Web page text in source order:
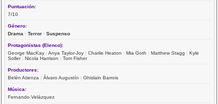
Puntuación:
7/10
Género:
Drama |Terror |Suspenso
Protagonistas (Elenco):
George MacKay |Anya Taylor-Joy |Charlie Heaton |Mia Goth |Matthew Stagg |Kyle
Soller|Nicola Harrison |Tom Fisher
Productores:
Belén Atienza |Álvaro Augustín |Ghislain Barrois
Música:
Fernando Velázquez